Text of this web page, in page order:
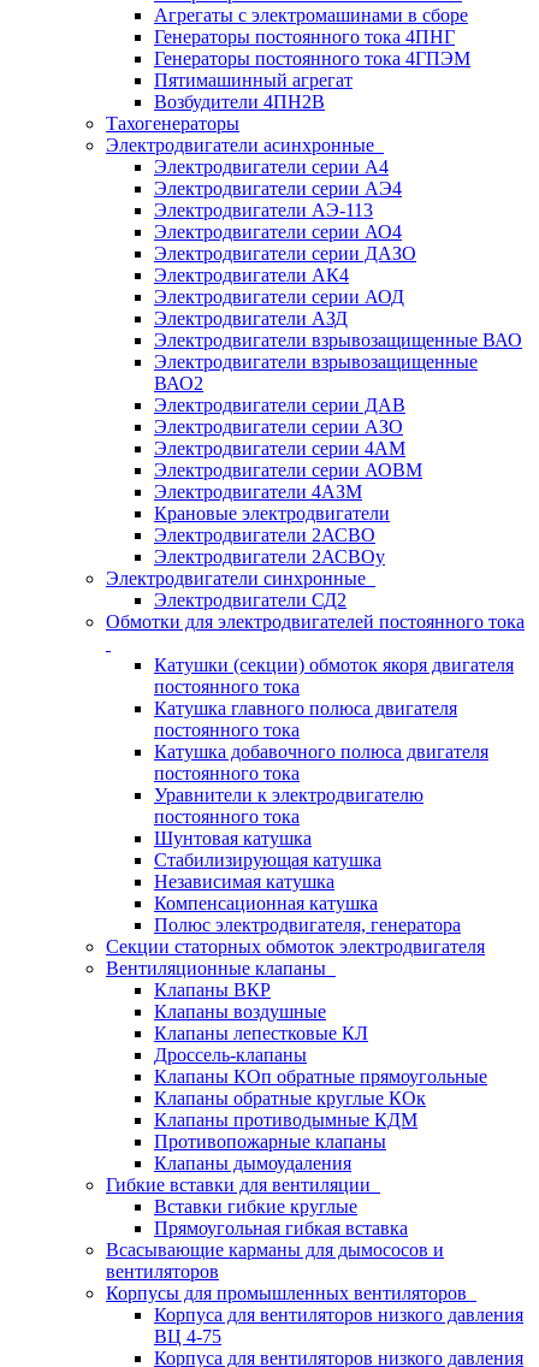
Агрегаты с электромашинами в сборе
Генераторы постоянного тока 4ПНГ
Генераторы постоянного тока 4ГПЭМ
Пятимашинный агрегат
Возбудители 4ПН2В
Тахогенераторы
Электродвигатели асинхронные
Электродвигатели серии А4
Электродвигатели серии АЭ4
Электродвигатели АЭ-113
Электродвигатели серии АО4
Электродвигатели серии ДАЗО
Электродвигатели АК4
Электродвигатели серии АОД
Электродвигатели АЗД
Электродвигатели взрывозащищенные ВАО
Электродвигатели взрывозащищенные
ВАО2
Электродвигатели серии ДАВ
Электродвигатели серии АЗО
Электродвигатели серии 4АМ
Электродвигатели серии АОВМ
Электродвигатели 4АЗМ
Крановые электродвигатели
Электродвигатели 2АСВО
Электродвигатели 2АСВОу
Электродвигатели синхронные
Электродвигатели СД2
Обмотки для электродвигателей постоянного тока
Катушки (секции) обмоток якоря двигателя
постоянного тока
Катушка главного полюса двигателя
постоянного тока
Катушка добавочного полюса двигателя
постоянного тока
Уравнители к электродвигателю
постоянного тока
Шунтовая катушка
Стабилизирующая катушка
Независимая катушка
Компенсационная катушка
Полюс электродвигателя, генератора
Секции статорных обмоток электродвигателя
Вентиляционные клапаны
Клапаны ВКР
Клапаны воздушные
Клапаны лепестковые КЛ
Дроссель-клапаны
Клапаны КОп обратные прямоугольные
Клапаны обратные круглые КОк
Клапаны противодымные КДМ
Противопожарные клапаны
Клапаны дымоудаления
Гибкие вставки для вентиляции
Вставки гибкие круглые
Прямоугольная гибкая вставка
Всасывающие карманы для дымососов и
вентиляторов
Корпусы для промышленных вентиляторов
Корпуса для вентиляторов низкого давления
ВЦ 4-75
Корпуса для вентиляторов низкого давления